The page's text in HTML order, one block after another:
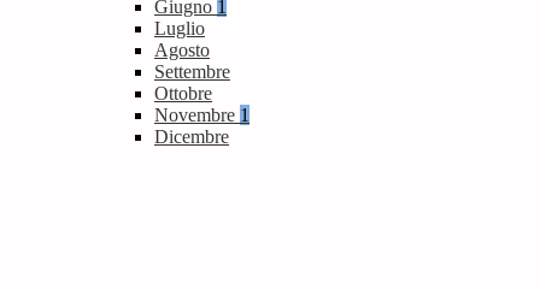
Giugno 1
Luglio
Agosto
Settembre
Ottobre
Novembre 1
Dicembre